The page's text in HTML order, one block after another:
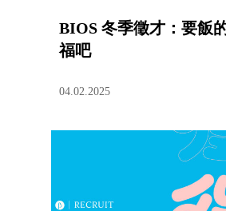
BIOS 冬季徵才：要飯
福吧
04.02.2025